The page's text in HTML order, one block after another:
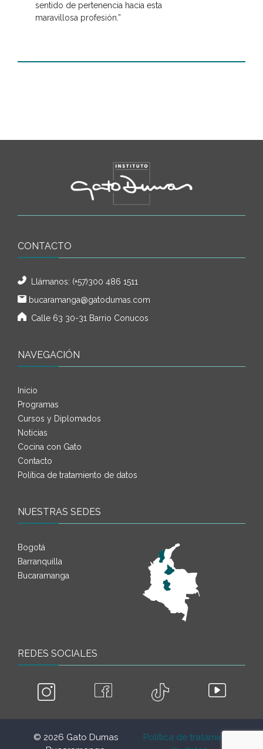
sentido de pertenencia hacia esta
maravillosa profesión.”
CONTACTO
Llámanos: (+57)300 486 1511
bucaramanga@gatodumas.com
Calle 63 30-31 Barrio Conucos
NAVEGACIÓN
Inicio
Programas
Cursos y Diplomados
Noticias
Cocina con Gato
Contacto
Política de tratamiento de datos
NUESTRAS SEDES
Bogotá
Barranquilla
Bucaramanga
REDES SOCIALES
© 2026 Gato Dumas
. Política de tratamiento